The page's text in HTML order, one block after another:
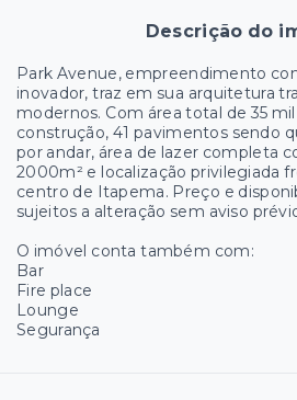
Descrição do
Park Avenue, empreendimento
inovador, traz em sua arquitetura
modernos. Com área total de 35
construção, 41 pavimentos sendo
por andar, área de lazer completa
2000m² e localização privilegiada
centro de Itapema. Preço e
sujeitos a alteração sem aviso
O imóvel conta também com:
Bar
Fire place
Lounge
Segurança